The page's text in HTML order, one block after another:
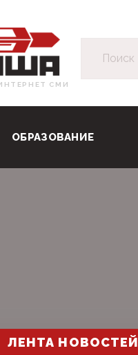
СМИ
ОБРАЗОВАНИЕ
ЛЕНТА НОВОСТЕЙ